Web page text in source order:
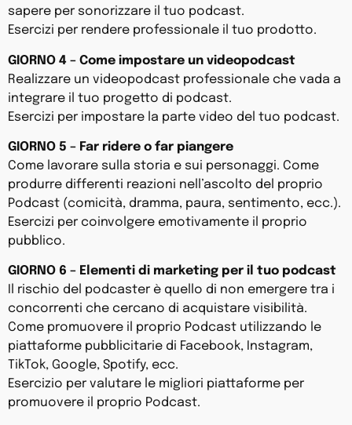
sapere per sonorizzare il tuo podcast.
Esercizi per rendere professionale il tuo prodotto.
GIORNO 4 – Come impostare un videopodcast
Realizzare un videopodcast professionale che vada a
integrare il tuo progetto di podcast.
Esercizi per impostare la parte video del tuo podcast.
GIORNO 5 – Far ridere o far piangere
Come lavorare sulla storia e sui personaggi. Come
produrre differenti reazioni nell’ascolto del proprio
Podcast (comicità, dramma, paura, sentimento, ecc.).
Esercizi per coinvolgere emotivamente il proprio
pubblico.
GIORNO 6 – Elementi di marketing per il tuo podcast
Il rischio del podcaster è quello di non emergere tra i
concorrenti che cercano di acquistare visibilità.
Come promuovere il proprio Podcast utilizzando le
piattaforme pubblicitarie di Facebook, Instagram,
TikTok, Google, Spotify, ecc.
Esercizio per valutare le migliori piattaforme per
promuovere il proprio Podcast.